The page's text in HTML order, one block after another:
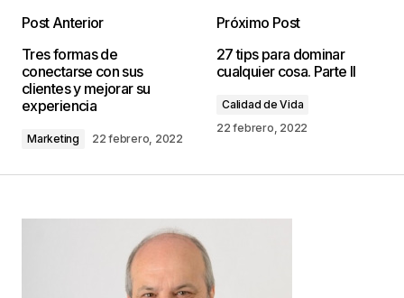
publicada.
Los campos obligatorios están
marcados con
*
Post Anterior
Tres formas de
conectarse con sus
clientes y mejorar su
experiencia
Marketing 22 febrero, 2022
Próximo Post
27 tips para dominar
cualquier cosa. Parte II
Calidad de Vida
22 febrero, 2022